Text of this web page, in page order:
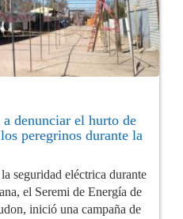
denunciar el hurto de
peregrinos durante la
seguridad eléctrica durante
el Seremi de Energía de
inició una campaña de